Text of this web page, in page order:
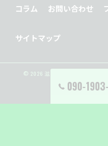
090-
コラム お問い合わせ
サイトマップ
© 2026 滋賀県大津市の便利屋なら